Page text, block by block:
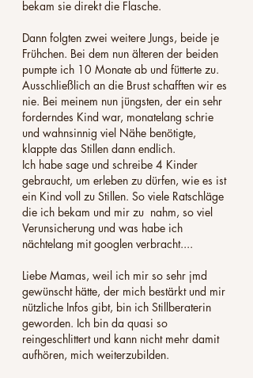
bekam sie direkt die Flasche.
Dann folgten zwei weitere Jungs, beide je
Frühchen. Bei dem nun älteren der beiden
pumpte ich 10 Monate ab und fütterte zu.
Ausschließlich an die Brust schafften wir es
nie. Bei meinem nun jüngsten, der ein sehr
forderndes Kind war, monatelang schrie
und wahnsinnig viel Nähe benötigte,
klappte das Stillen dann endlich.
Ich habe sage und schreibe 4 Kinder
gebraucht, um erleben zu dürfen, wie es ist
ein Kind voll zu Stillen. So viele Ratschläge
die ich bekam und mir zu  nahm, so viel
Verunsicherung und was habe ich
nächtelang mit googlen verbracht....
Liebe Mamas, weil ich mir so sehr jmd
gewünscht hätte, der mich bestärkt und mir
nützliche Infos gibt, bin ich Stillberaterin
geworden. Ich bin da quasi so
reingeschlittert und kann nicht mehr damit
aufhören, mich weiterzubilden.